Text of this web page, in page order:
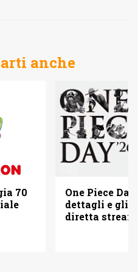
anche
70
One Piece
dettagli e gli
diretta